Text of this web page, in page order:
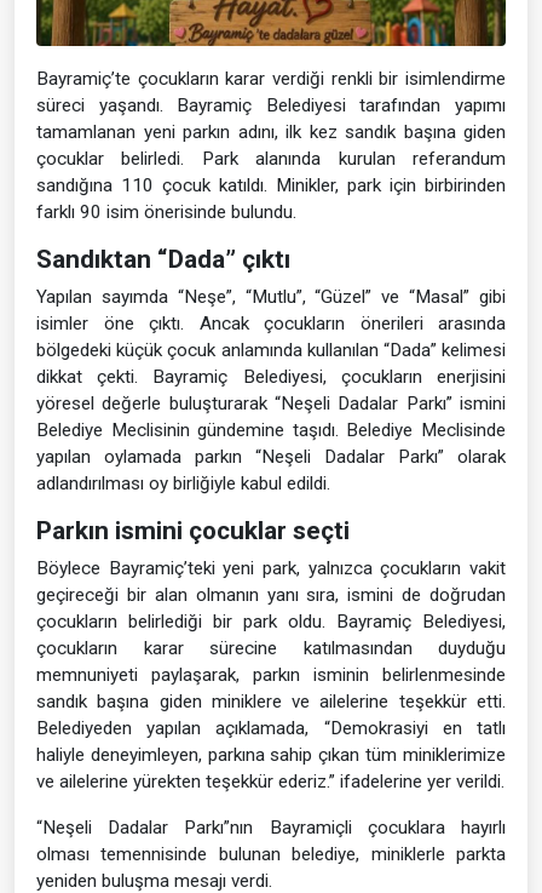
Bayramiç’te çocukların karar verdiği renkli bir isimlendirme
süreci yaşandı. Bayramiç Belediyesi tarafından yapımı
tamamlanan yeni parkın adını, ilk kez sandık başına giden
çocuklar belirledi. Park alanında kurulan referandum
sandığına 110 çocuk katıldı. Minikler, park için birbirinden
farklı 90 isim önerisinde bulundu.
Sandıktan “Dada” çıktı
Yapılan sayımda “Neşe”, “Mutlu”, “Güzel” ve “Masal” gibi
isimler öne çıktı. Ancak çocukların önerileri arasında
bölgedeki küçük çocuk anlamında kullanılan “Dada” kelimesi
dikkat çekti. Bayramiç Belediyesi, çocukların enerjisini
yöresel değerle buluşturarak “Neşeli Dadalar Parkı” ismini
Belediye Meclisinin gündemine taşıdı. Belediye Meclisinde
yapılan oylamada parkın “Neşeli Dadalar Parkı” olarak
adlandırılması oy birliğiyle kabul edildi.
Parkın ismini çocuklar seçti
Böylece Bayramiç’teki yeni park, yalnızca çocukların vakit
geçireceği bir alan olmanın yanı sıra, ismini de doğrudan
çocukların belirlediği bir park oldu. Bayramiç Belediyesi,
çocukların karar sürecine katılmasından duyduğu
memnuniyeti paylaşarak, parkın isminin belirlenmesinde
sandık başına giden miniklere ve ailelerine teşekkür etti.
Belediyeden yapılan açıklamada, “Demokrasiyi en tatlı
haliyle deneyimleyen, parkına sahip çıkan tüm miniklerimize
ve ailelerine yürekten teşekkür ederiz.” ifadelerine yer verildi.
“Neşeli Dadalar Parkı”nın Bayramiçli çocuklara hayırlı
olması temennisinde bulunan belediye, miniklerle parkta
yeniden buluşma mesajı verdi.